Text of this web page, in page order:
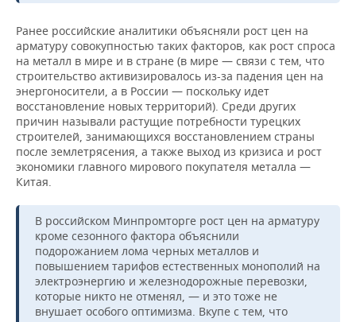
Ранее российские аналитики объясняли рост цен на
арматуру совокупностью таких факторов, как рост спроса
на металл в мире и в стране (в мире — связи с тем, что
строительство активизировалось из-за падения цен на
энергоносители, а в России — поскольку идет
восстановление новых территорий). Среди других
причин называли растущие потребности турецких
строителей, занимающихся восстановлением страны
после землетрясения, а также выход из кризиса и рост
экономики главного мирового покупателя металла —
Китая.
В российском Минпромторге рост цен на арматуру
кроме сезонного фактора объяснили
подорожанием лома черных металлов и
повышением тарифов естественных монополий на
электроэнергию и железнодорожные перевозки,
которые никто не отменял, — и это тоже не
внушает особого оптимизма. Вкупе с тем, что